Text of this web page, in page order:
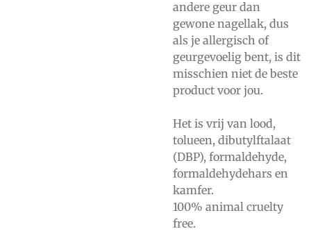
andere geur dan
gewone nagellak, dus
als je allergisch of
geurgevoelig bent, is dit
misschien niet de beste
product voor jou.
Het is vrij van lood,
tolueen, dibutylftalaat
(DBP), formaldehyde,
formaldehydehars en
kamfer.
100% animal cruelty
free.